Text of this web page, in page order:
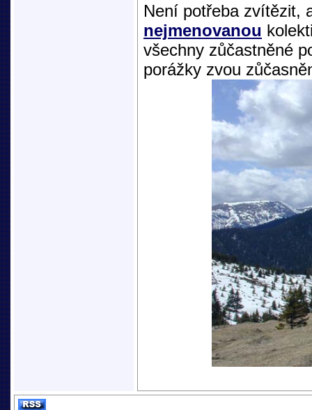
Není potřeba zvítězit,
nejmenovanou
všechny zůčastněné
porážky zvou